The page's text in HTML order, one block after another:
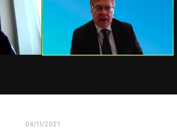
04/11/2021